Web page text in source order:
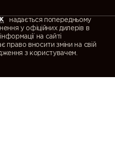
надається попередньому
у офіційних дилерів в
на сайті
право вносити зміни на свій
з користувачем.